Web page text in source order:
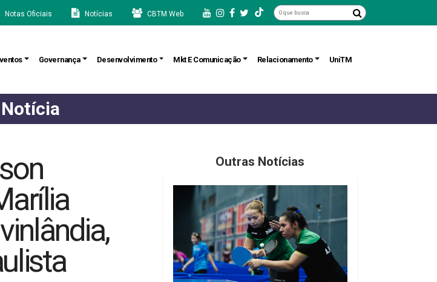
Notas Oficiais Notícias CBTM Web
Governança Desenvolvimento Mkt E Comunicação Relacionamento UniTM
Notícia
Outras Notícias